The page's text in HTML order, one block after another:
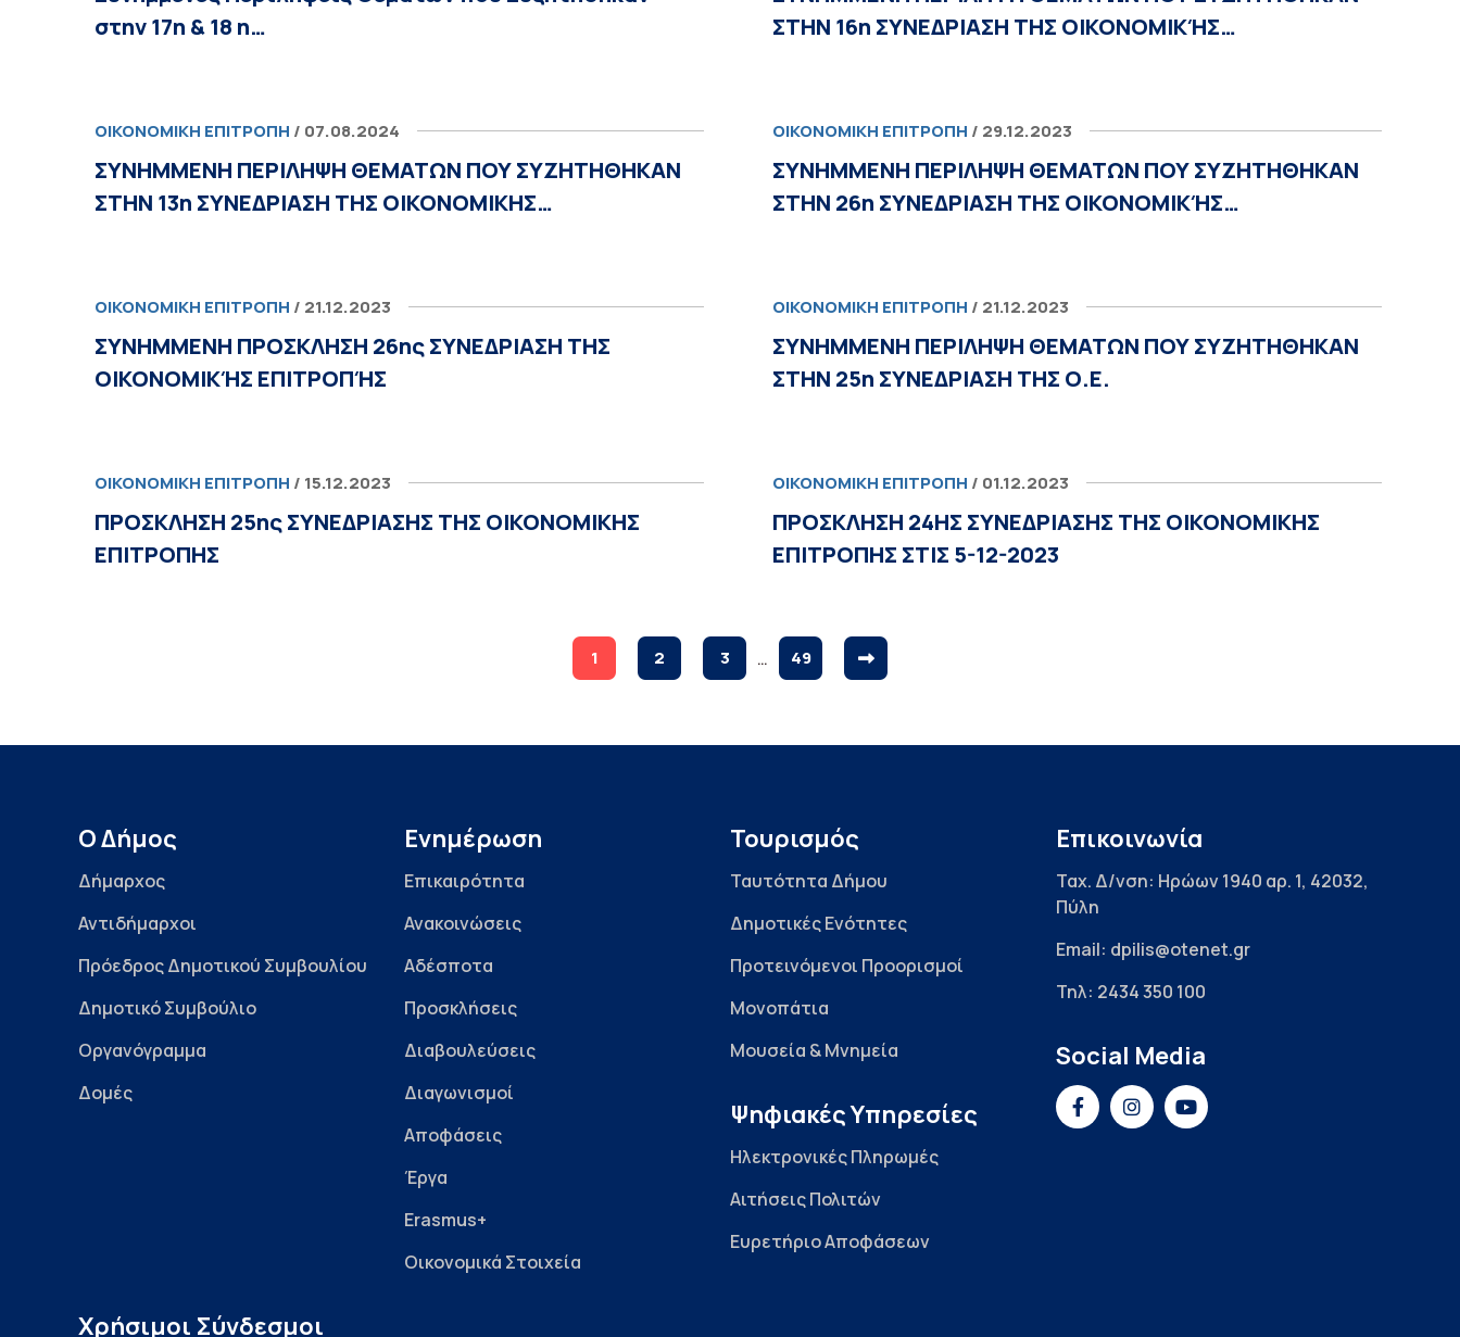
στην 17η & 18 η…
ΣΤΗΝ 16η ΣΥΝΕΔΡΙΑΣΗ ΤΗΣ ΟΙΚΟΝΟΜΙΚΉΣ…
ΟΙΚΟΝΟΜΙΚΉ ΕΠΙΤΡΟΠΉ / 07.08.2024
ΣΥΝΗΜΜΕΝΗ ΠΕΡΙΛΗΨΗ ΘΕΜΑΤΩΝ ΠΟΥ ΣΥΖΗΤΗΘΗΚΑΝ
ΣΤΗΝ 13η ΣΥΝΕΔΡΙΑΣΗ ΤΗΣ ΟΙΚΟΝΟΜΙΚΗΣ…
ΟΙΚΟΝΟΜΙΚΉ ΕΠΙΤΡΟΠΉ / 29.12.2023
ΣΥΝΗΜΜΕΝΗ ΠΕΡΙΛΗΨΗ ΘΕΜΑΤΩΝ ΠΟΥ ΣΥΖΗΤΗΘΗΚΑΝ
ΣΤΗΝ 26η ΣΥΝΕΔΡΙΑΣΗ ΤΗΣ ΟΙΚΟΝΟΜΙΚΉΣ…
ΟΙΚΟΝΟΜΙΚΉ ΕΠΙΤΡΟΠΉ / 21.12.2023
ΣΥΝΗΜΜΕΝΗ ΠΡΟΣΚΛΗΣΗ 26ης ΣΥΝΕΔΡΙΑΣΗ ΤΗΣ
ΟΙΚΟΝΟΜΙΚΉΣ ΕΠΙΤΡΟΠΉΣ
ΟΙΚΟΝΟΜΙΚΉ ΕΠΙΤΡΟΠΉ / 21.12.2023
ΣΥΝΗΜΜΕΝΗ ΠΕΡΙΛΗΨΗ ΘΕΜΑΤΩΝ ΠΟΥ ΣΥΖΗΤΗΘΗΚΑΝ
ΣΤΗΝ 25η ΣΥΝΕΔΡΙΑΣΗ ΤΗΣ Ο.Ε.
ΟΙΚΟΝΟΜΙΚΉ ΕΠΙΤΡΟΠΉ / 15.12.2023
ΠΡΟΣΚΛΗΣΗ 25ης ΣΥΝΕΔΡΙΑΣΗΣ ΤΗΣ ΟΙΚΟΝΟΜΙΚΗΣ
ΕΠΙΤΡΟΠΗΣ
ΟΙΚΟΝΟΜΙΚΉ ΕΠΙΤΡΟΠΉ / 01.12.2023
ΠΡΟΣΚΛΗΣΗ 24ΗΣ ΣΥΝΕΔΡΙΑΣΗΣ ΤΗΣ ΟΙΚΟΝΟΜΙΚΗΣ
ΕΠΙΤΡΟΠΗΣ ΣΤΙΣ 5-12-2023
1 2 3 … 49
Ο Δήμος
Δήμαρχος
Αντιδήμαρχοι
Πρόεδρος Δημοτικού Συμβουλίου
Δημοτικό Συμβούλιο
Οργανόγραμμα
Δομές
Ενημέρωση
Επικαιρότητα
Ανακοινώσεις
Αδέσποτα
Προσκλήσεις
Διαβουλεύσεις
Διαγωνισμοί
Αποφάσεις
Έργα
Erasmus+
Οικονομικά Στοιχεία
Τουρισμός
Ταυτότητα Δήμου
Δημοτικές Ενότητες
Προτεινόμενοι Προορισμοί
Μονοπάτια
Μουσεία & Μνημεία
Ψηφιακές Υπηρεσίες
Ηλεκτρονικές Πληρωμές
Αιτήσεις Πολιτών
Ευρετήριο Αποφάσεων
Επικοινωνία
Ταχ. Δ/νση: Ηρώων 1940 αρ. 1, 42032,
Πύλη
Email: dpilis@otenet.gr
Τηλ: 2434 350 100
Social Media
Χρήσιμοι Σύνδεσμοι